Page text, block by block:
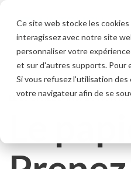
Ce site web stocke les
interagissez avec notre site
personnaliser votre
et sur d'autres supports. Pour
Si vous refusez l'utilisation
votre navigateur afin de se
main
content.
LE LOGICIEL D'INSPECTION
Le